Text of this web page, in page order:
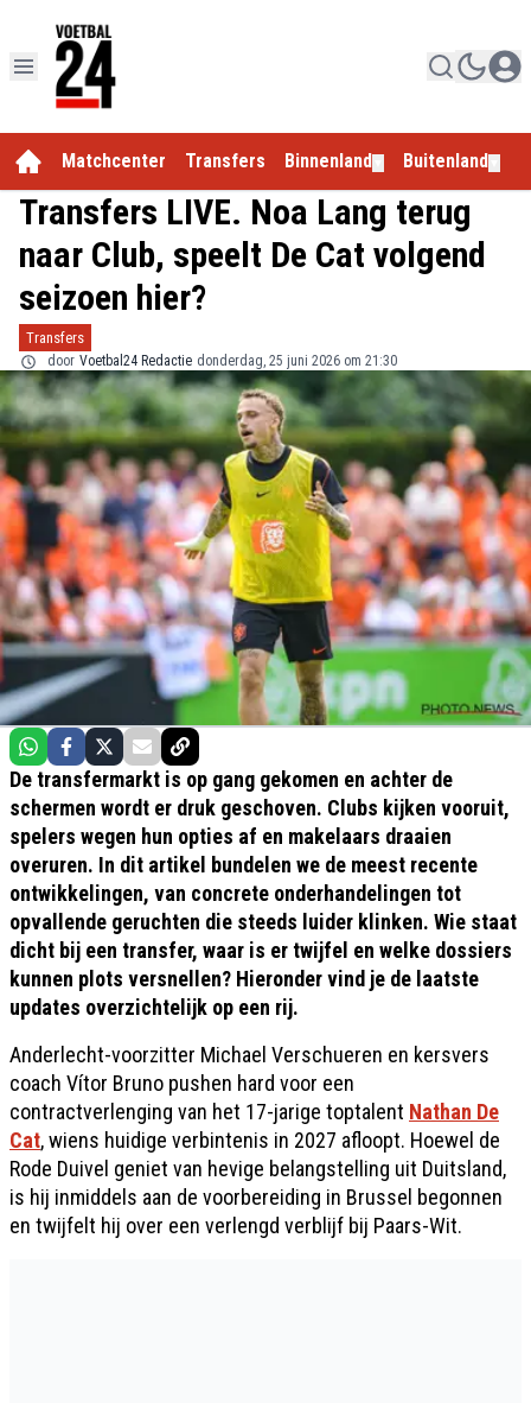
Matchcenter Transfers Binnenland Buitenland
Transfers LIVE. Noa Lang terug
naar Club, speelt De Cat volgend
seizoen hier?
Transfers
door Voetbal24 Redactie donderdag, 25 juni 2026 om 21:30
De transfermarkt is op gang gekomen en achter de
schermen wordt er druk geschoven. Clubs kijken vooruit,
spelers wegen hun opties af en makelaars draaien
overuren. In dit artikel bundelen we de meest recente
ontwikkelingen, van concrete onderhandelingen tot
opvallende geruchten die steeds luider klinken. Wie staat
dicht bij een transfer, waar is er twijfel en welke dossiers
kunnen plots versnellen? Hieronder vind je de laatste
updates overzichtelijk op een rij.
Anderlecht-voorzitter Michael Verschueren en kersvers
coach Vítor Bruno pushen hard voor een
contractverlenging van het 17-jarige toptalent Nathan De
Cat, wiens huidige verbintenis in 2027 afloopt. Hoewel de
Rode Duivel geniet van hevige belangstelling uit Duitsland,
is hij inmiddels aan de voorbereiding in Brussel begonnen
en twijfelt hij over een verlengd verblijf bij Paars-Wit.